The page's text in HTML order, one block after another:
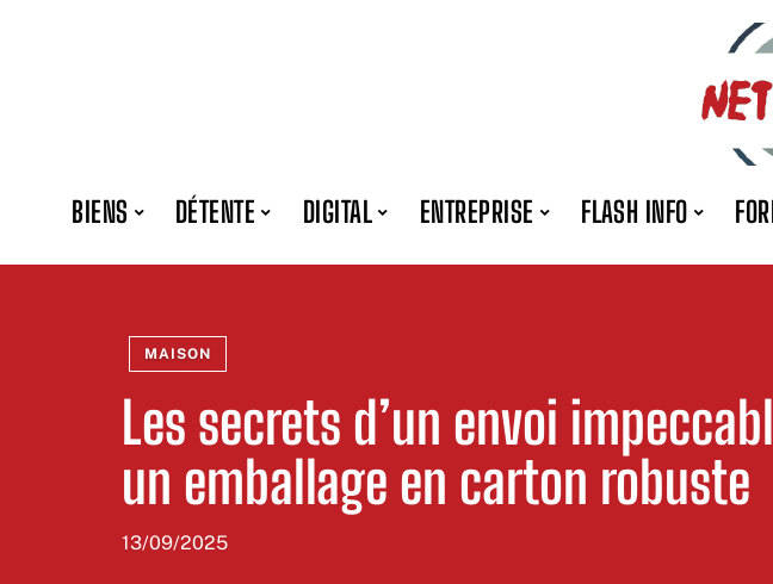
BIENS DÉTENTE DIGITAL ENTREPRISE FLASH INFO
MAISON
Les secrets d’un envoi
un emballage en carton robuste
13/09/2025